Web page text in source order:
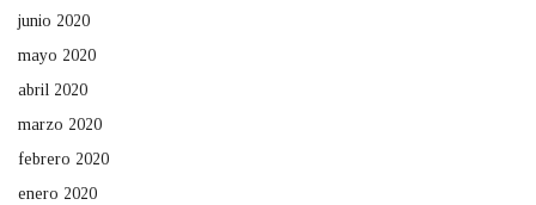
junio 2020
mayo 2020
abril 2020
marzo 2020
febrero 2020
enero 2020